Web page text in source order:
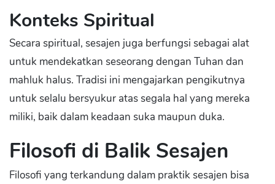
Konteks Spiritual
Secara spiritual, sesajen juga berfungsi sebagai alat
untuk mendekatkan seseorang dengan Tuhan dan
mahluk halus. Tradisi ini mengajarkan pengikutnya
untuk selalu bersyukur atas segala hal yang mereka
miliki, baik dalam keadaan suka maupun duka.
Filosofi di Balik Sesajen
Filosofi yang terkandung dalam praktik sesajen bisa